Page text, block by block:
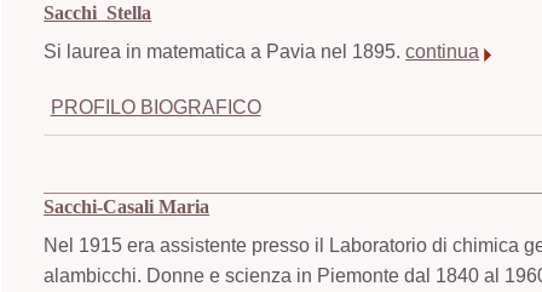
Sacchi Stella
Si laurea in matematica a Pavia nel 1895.continua
PROFILO BIOGRAFICO
Sacchi-Casali Maria
Nel 1915 era assistente presso il Laboratorio di chimica
alambicchi. Donne e scienza in Piemonte dal 1840 al